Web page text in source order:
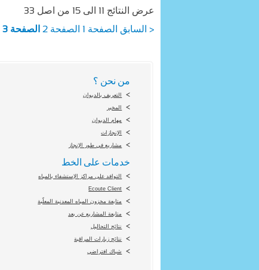
عرض النتائج 11 الى 15 من اصل 33
< السابق الصفحة 1 الصفحة 2 الصفحة 3
من نحن ؟
التعريف بالديوان
المخبر
مهام الديوان
الإنجازات
مشاريع في طور الإنجاز
خدمات على الخط
التوافد على مراكز الإستشفاء بالمياه
Ecoute Client
متابعة مخزون المياه المعدنية المعلّبة
متابعة المشاريع عن بعد
نتائج التحاليل
نتائج زيارات المراقبة
شباك افتراضي